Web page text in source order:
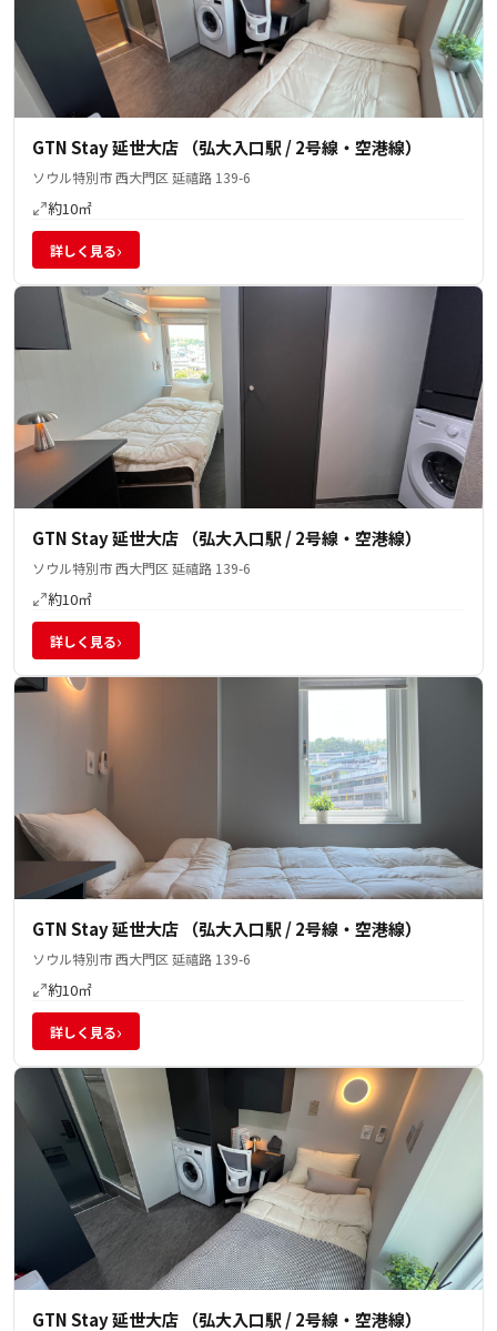
GTN Stay 延世大店 （弘大入口駅 / 2号線・空港線）
ソウル特別市 西大門区 延禧路 139-6
約10㎡
詳しく見る›
GTN Stay 延世大店 （弘大入口駅 / 2号線・空港線）
ソウル特別市 西大門区 延禧路 139-6
約10㎡
詳しく見る›
GTN Stay 延世大店 （弘大入口駅 / 2号線・空港線）
ソウル特別市 西大門区 延禧路 139-6
約10㎡
詳しく見る›
GTN Stay 延世大店 （弘大入口駅 / 2号線・空港線）